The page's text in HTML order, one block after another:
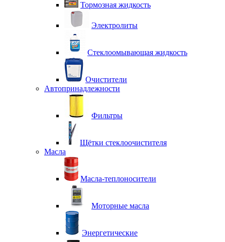
Тормозная жидкость
Электролиты
Стеклоомывающая жидкость
Очистители
Автопринадлежности
Фильтры
Щётки стеклоочистителя
Масла
Масла-теплоносители
Моторные масла
Энергетические